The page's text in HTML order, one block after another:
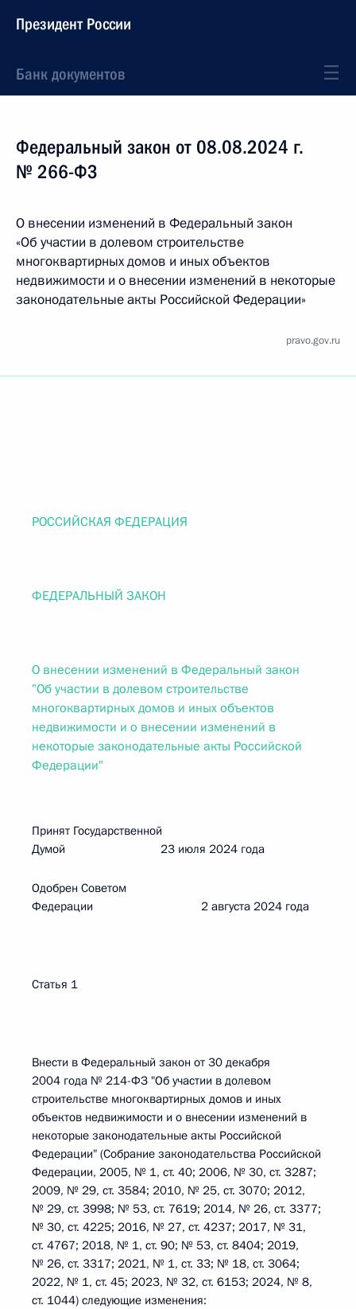
Президент России
Банк документов
Федеральный закон от 08.08.2024 г.
№ 266-ФЗ
О внесении изменений в Федеральный закон
«Об участии в долевом строительстве
многоквартирных домов и иных объектов
недвижимости и о внесении изменений в некоторые
законодательные акты Российской Федерации»
pravo.gov.ru
РОССИЙСКАЯ ФЕДЕРАЦИЯ
ФЕДЕРАЛЬНЫЙ ЗАКОН
О внесении изменений в Федеральный закон
"Об участии в долевом строительстве
многоквартирных домов и иных объектов
недвижимости и о внесении изменений в
некоторые законодательные акты Российской
Федерации"
Принят Государственной
Думой 23 июля 2024 года
Одобрен Советом
Федерации 2 августа 2024 года
Статья 1
Внести в Федеральный закон от 30 декабря
2004 года № 214-ФЗ "Об участии в долевом
строительстве многоквартирных домов и иных
объектов недвижимости и о внесении изменений в
некоторые законодательные акты Российской
Федерации" (Собрание законодательства Российской
Федерации, 2005, № 1, ст. 40; 2006, № 30, ст. 3287;
2009, № 29, ст. 3584; 2010, № 25, ст. 3070; 2012,
№ 29, ст. 3998; № 53, ст. 7619; 2014, № 26, ст. 3377;
№ 30, ст. 4225; 2016, № 27, ст. 4237; 2017, № 31,
ст. 4767; 2018, № 1, ст. 90; № 53, ст. 8404; 2019,
№ 26, ст. 3317; 2021, № 1, ст. 33; № 18, ст. 3064;
2022, № 1, ст. 45; 2023, № 32, ст. 6153; 2024, № 8,
ст. 1044) следующие изменения: